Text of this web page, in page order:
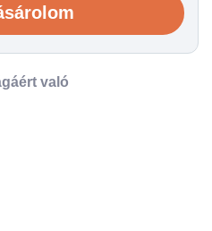
való